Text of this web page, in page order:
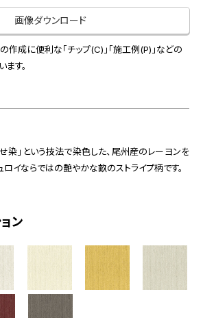
業
事業
ーポリシーサイトマップ関連団体リンク集
画像ダウンロード
作成に便利な「チップ(C)」「施工例(P)」などの
す。
染」という技法で染色した、尾州産のレーヨンを
ロイならではの艶やかな畝のストライプ柄です。
ン